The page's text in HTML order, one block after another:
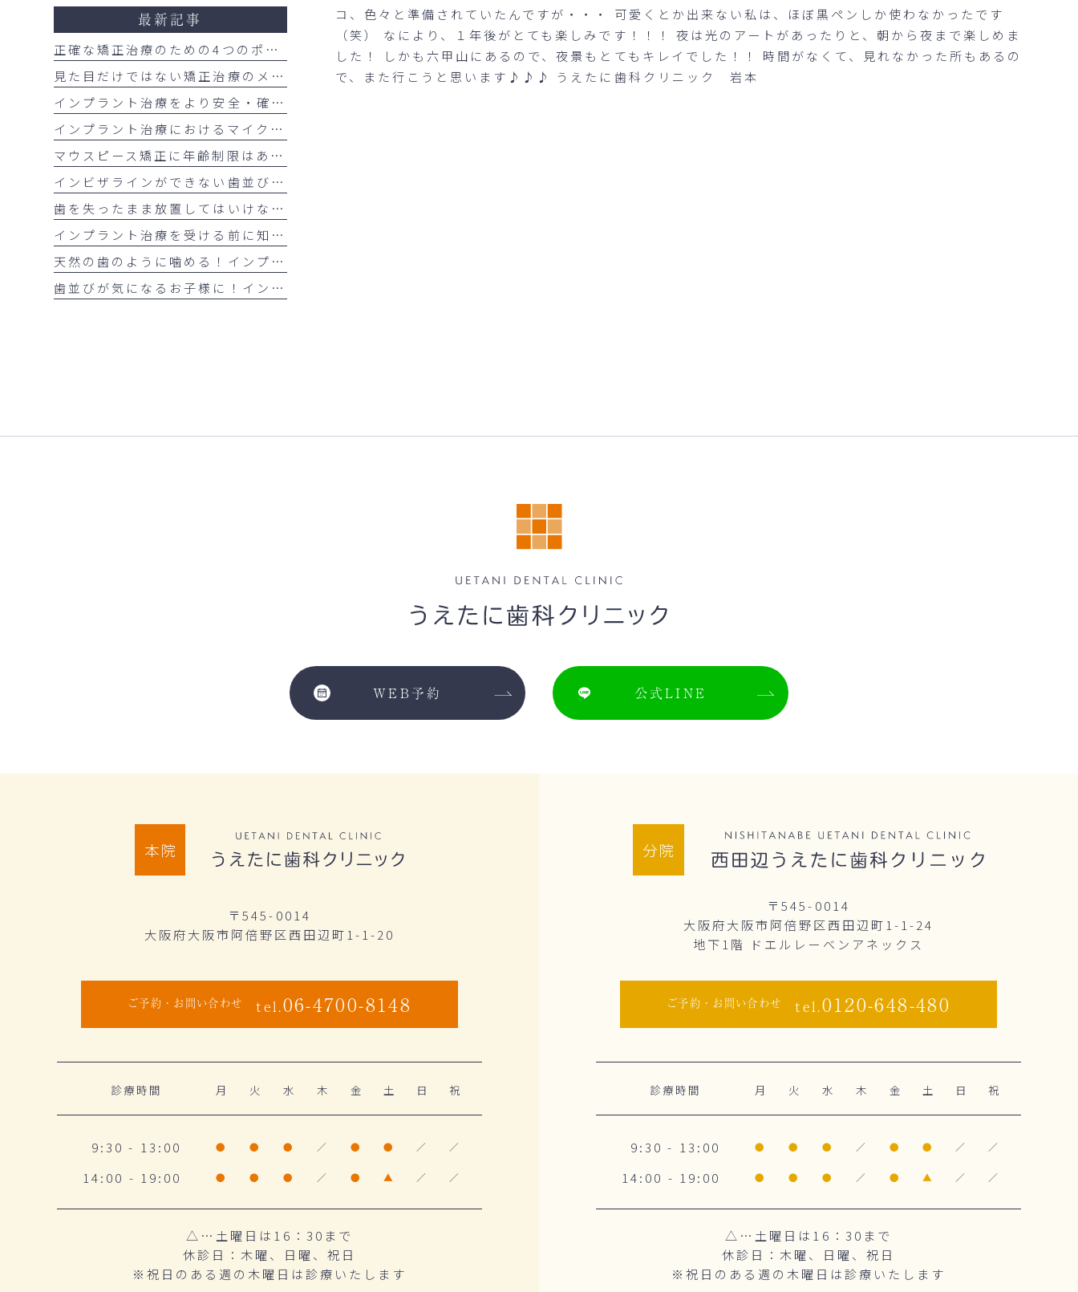
コ、色々と準備されていたんですが・・・ 可愛くとか出来ない私は、ほぼ黒ペンしか使わなかったです
（笑） なにより、１年後がとても楽しみです！！！ 夜は光のアートがあったりと、朝から夜まで楽しめま
した！ しかも六甲山にあるので、夜景もとてもキレイでした！！ 時間がなくて、見れなかった所もあるの
で、また行こうと思います♪♪♪ うえたに歯科クリニック 岩本
最新記事
正確な矯正治療のための4つのポイント
見た目だけではない矯正治療のメリット
インプラント治療をより安全・確実にするサージカルガイドの重要性
インプラント治療におけるマイクロスコープの活用について
マウスピース矯正に年齢制限はある？大人の矯正治療が増えている理由も解説
インビザラインができない歯並びはあるの？
歯を失ったまま放置してはいけない理由
インプラント治療を受ける前に知っておきたい注意点
天然の歯のように噛める！インプラント治療の5つのメリット
歯並びが気になるお子様に！インビザライン・ファーストとは？
WEB予約 公式LINE
本院
〒545-0014
大阪府大阪市阿倍野区西田辺町1-1-20
ご予約・お問い合わせ tel.06-4700-8148
診療時間 月 火 水 木 金 土 日 祝
9:30 - 13:00 ● ● ● ／ ● ● ／ ／
14:00 - 19:00 ● ● ● ／ ● ▲ ／ ／
△…土曜日は16：30まで
休診日：木曜、日曜、祝日
※祝日のある週の木曜日は診療いたします
分院
〒545-0014
大阪府大阪市阿倍野区西田辺町1-1-24
地下1階 ドエルレーベンアネックス
ご予約・お問い合わせ tel.0120-648-480
診療時間 月 火 水 木 金 土 日 祝
9:30 - 13:00 ● ● ● ／ ● ● ／ ／
14:00 - 19:00 ● ● ● ／ ● ▲ ／ ／
△…土曜日は16：30まで
休診日：木曜、日曜、祝日
※祝日のある週の木曜日は診療いたします